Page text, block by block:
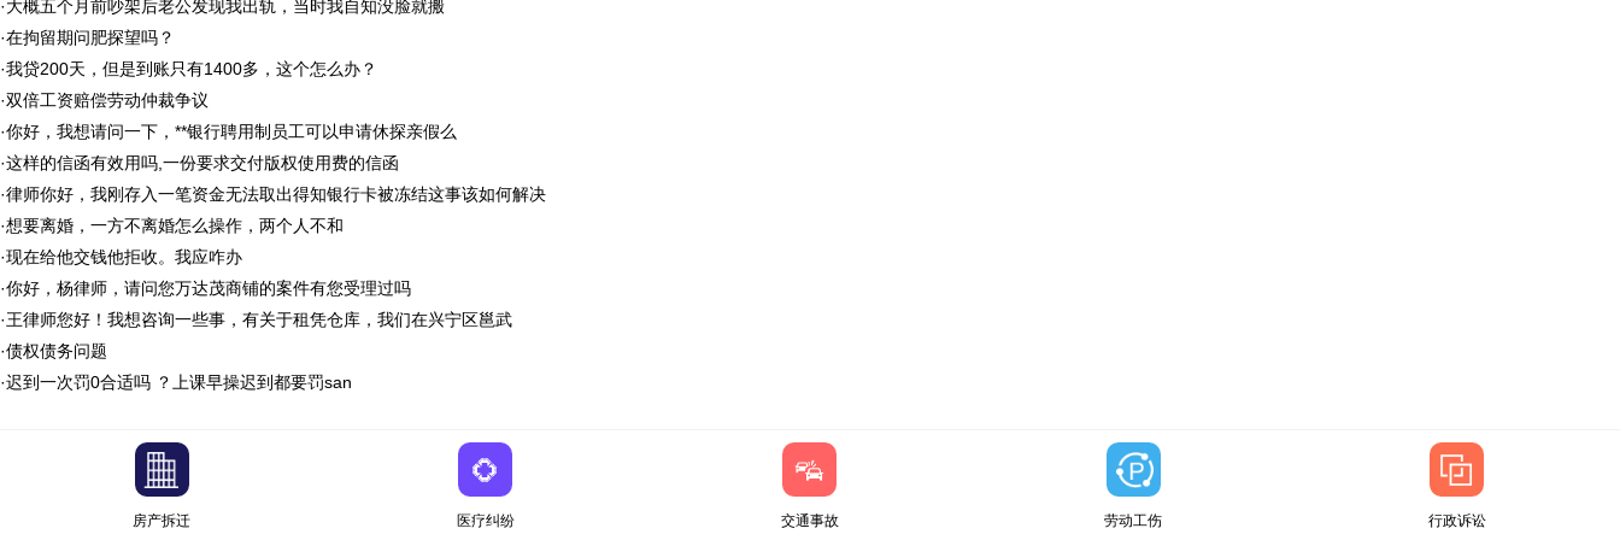
·大概五个月前吵架后老公发现我出轨，当时我自知没脸就搬
·在拘留期问肥探望吗？
·我贷200天，但是到账只有1400多，这个怎么办？
·双倍工资赔偿劳动仲裁争议
·你好，我想请问一下，**银行聘用制员工可以申请休探亲假么
·这样的信函有效用吗,一份要求交付版权使用费的信函
·律师你好，我刚存入一笔资金无法取出得知银行卡被冻结这事该如何解决
·想要离婚，一方不离婚怎么操作，两个人不和
·现在给他交钱他拒收。我应咋办
·你好，杨律师，请问您万达茂商铺的案件有您受理过吗
·王律师您好！我想咨询一些事，有关于租凭仓库，我们在兴宁区邕武
·债权债务问题
·迟到一次罚0合适吗 ？上课早操迟到都要罚san
房产拆迁 医疗纠纷 交通事故 劳动工伤 行政诉讼